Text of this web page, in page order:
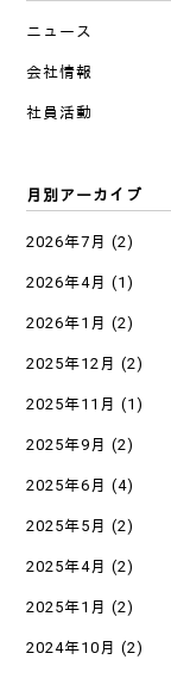
ニュース
会社情報
社員活動
月別アーカイブ
2026年7月 (2)
2026年4月 (1)
2026年1月 (2)
2025年12月 (2)
2025年11月 (1)
2025年9月 (2)
2025年6月 (4)
2025年5月 (2)
2025年4月 (2)
2025年1月 (2)
2024年10月 (2)